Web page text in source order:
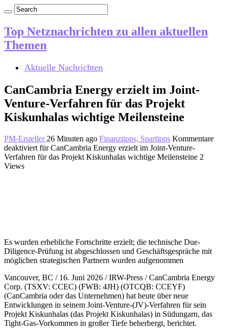
Top Netznachrichten zu allen aktuellen
Themen
Aktuelle Nachrichten
CanCambria Energy erzielt im Joint-
Venture-Verfahren für das Projekt
Kiskunhalas wichtige Meilensteine
PM-Ersteller 26 Minuten ago Finanztipps, Spartipps Kommentare
deaktiviert für CanCambria Energy erzielt im Joint-Venture-
Verfahren für das Projekt Kiskunhalas wichtige Meilensteine 2
Views
Es wurden erhebliche Fortschritte erzielt; die technische Due-
Diligence-Prüfung ist abgeschlossen und Geschäftsgespräche mit
möglichen strategischen Partnern wurden aufgenommen
Vancouver, BC / 16. Juni 2026 / IRW-Press / CanCambria Energy
Corp. (TSXV: CCEC) (FWB: 4JH) (OTCQB: CCEYF)
(CanCambria oder das Unternehmen) hat heute über neue
Entwicklungen in seinem Joint-Venture-(JV)-Verfahren für sein
Projekt Kiskunhalas (das Projekt Kiskunhalas) in Südungarn, das
Tight-Gas-Vorkommen in großer Tiefe beherbergt, berichtet.